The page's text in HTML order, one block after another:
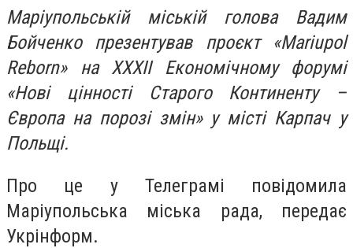
Маріупольській міській голова Вадим
Бойченко презентував проєкт «Mariupol
Reborn» на XXXII Економічному форумі
«Нові цінності Старого Континенту –
Європа на порозі змін» у місті Карпач у
Польщі.
Про це у Телеграмі повідомила
Маріупольська міська рада, передає
Укрінформ.